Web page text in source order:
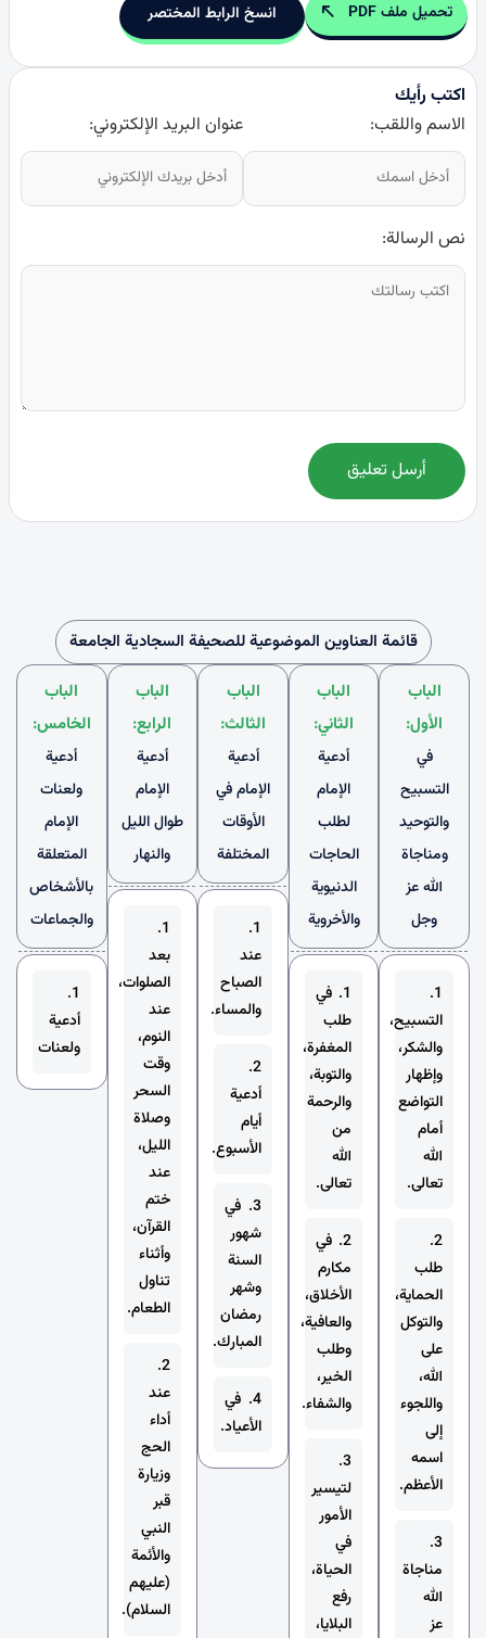
تحميل ملف PDF انسخ الرابط المختصر
اكتب رأيك
الاسم واللقب:
عنوان البريد الإلكتروني:
نص الرسالة:
أرسل تعليق
قائمة العناوين الموضوعية للصحيفة السجادية الجامعة
الباب
الأول:
في
التسبيح
والتوحيد
ومناجاة
الله عز
وجل
1.
التسبيح،
والشكر،
وإظهار
التواضع
أمام
الله
تعالى.
2.
طلب
الحماية،
والتوكل
على
الله،
واللجوء
إلى
اسمه
الأعظم.
3.
مناجاة
الله
عز
الباب
الثاني:
أدعية
الإمام
لطلب
الحاجات
الدنيوية
والأخروية
1. في
طلب
المغفرة،
والتوبة،
والرحمة
من
الله
تعالى.
2. في
مكارم
الأخلاق،
والعافية،
وطلب
الخير،
والشفاء.
3.
لتيسير
الأمور
في
الحياة،
رفع
البلايا،
الباب
الثالث:
أدعية
الإمام في
الأوقات
المختلفة
1.
عند
الصباح
والمساء.
2.
أدعية
أيام
الأسبوع.
3. في
شهور
السنة
وشهر
رمضان
المبارك.
4. في
الأعياد.
الباب
الرابع:
أدعية
الإمام
طوال الليل
والنهار
1.
بعد
الصلوات،
عند
النوم،
وقت
السحر
وصلاة
الليل،
عند
ختم
القرآن،
وأثناء
تناول
الطعام.
2.
عند
أداء
الحج
وزيارة
قبر
النبي
والأئمة
(عليهم
السلام).
الباب
الخامس:
أدعية
ولعنات
الإمام
المتعلقة
بالأشخاص
والجماعات
1.
أدعية
ولعنات